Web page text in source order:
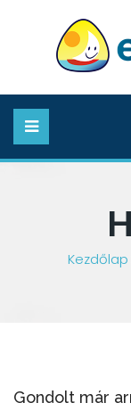
Kezdőlap
Gondolt már